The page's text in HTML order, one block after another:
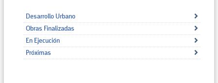
Desarrollo Urbano
Obras Finalizadas
En Ejecución
Próximas